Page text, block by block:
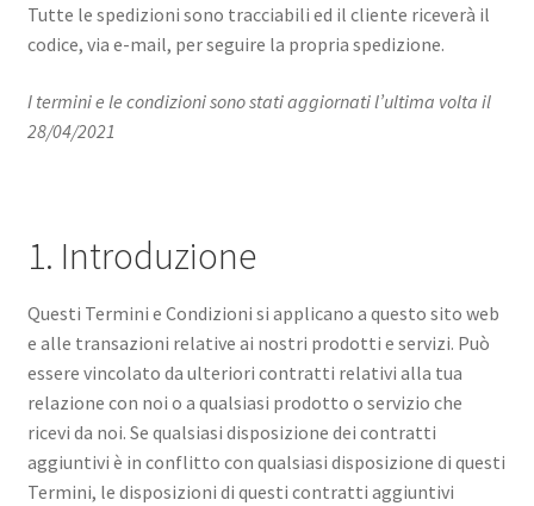
Tutte le spedizioni sono tracciabili ed il cliente riceverà il
codice, via e-mail, per seguire la propria spedizione.
I termini e le condizioni sono stati aggiornati l’ultima volta il
28/04/2021
1. Introduzione
Questi Termini e Condizioni si applicano a questo sito web
e alle transazioni relative ai nostri prodotti e servizi. Può
essere vincolato da ulteriori contratti relativi alla tua
relazione con noi o a qualsiasi prodotto o servizio che
ricevi da noi. Se qualsiasi disposizione dei contratti
aggiuntivi è in conflitto con qualsiasi disposizione di questi
Termini, le disposizioni di questi contratti aggiuntivi